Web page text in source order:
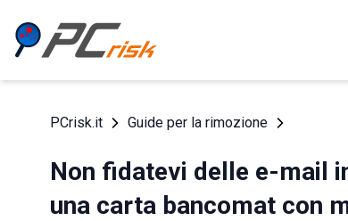
PCrisk.it Guide per la rimozione
Non fidatevi delle e-mail
una carta bancomat con